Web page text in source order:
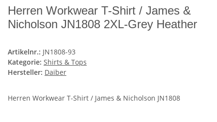
Herren Workwear T-Shirt / James &
Nicholson JN1808 2XL-Grey Heather
Artikelnr.: JN1808-93
Kategorie: Shirts & Tops
Hersteller: Daiber
Herren Workwear T-Shirt / James & Nicholson JN1808